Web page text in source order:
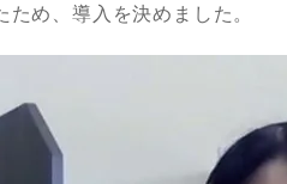
め、導入を決めました。